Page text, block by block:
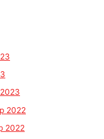
2022
2022